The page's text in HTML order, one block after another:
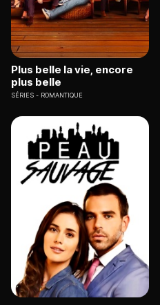
Plus belle la vie, encore
plus belle
SÉRIES ROMANTIQUE